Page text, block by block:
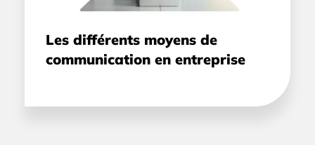
Les différents moyens de
communication en entreprise